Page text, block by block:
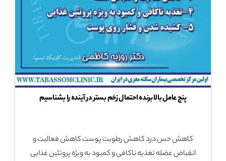
پنج عامل بالا برنده احتمال زخم بستر در آینده را بشناسیم
کاهش حس درد کاهش رطوبت پوست کاهش فعالیت و
انقباض عضله تغذیه ناکافی و کمبود به ویژه پروتئین غذایی